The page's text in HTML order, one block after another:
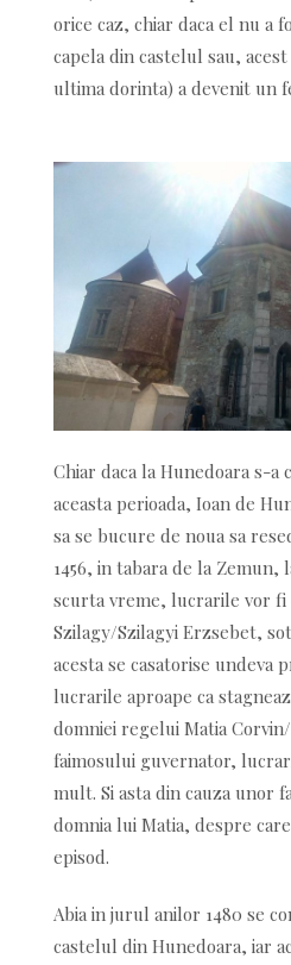
orice caz, chiar daca el nu a
capela din castelul sau,
ultima dorinta) a devenit un
Chiar daca la Hunedoara s-
aceasta perioada, Ioan de
sa se bucure de noua sa
1456, in tabara de la
scurta vreme, lucrarile vor fi
Szilagy/Szilagyi Erzsebet,
acesta se casatorise undeva
lucrarile aproape ca
domniei regelui Matia
faimosului guvernator,
mult. Si asta din cauza unor
domnia lui Matia, despre
episod.
Abia in jurul anilor 1480 se
castelul din Hunedoara, iar